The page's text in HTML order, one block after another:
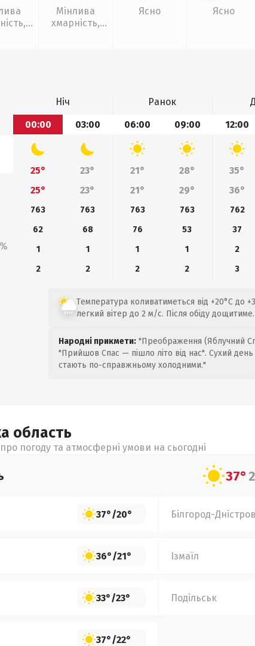
Мінлива
хмарність,
Ясно Ясно
Ніч Ранок
00:00
03:00 06:00 09:00 12:00
25° 23° 21° 28° 35°
25°
23° 21° 29° 36°
763 763 763 763 762
62
68 76 53 37
1
1 1 1 2
2
2 2 2 3
Температура коливатиметься від +20°C до
легкий вітер до 2 м/с. Після обіду дощитиме.
Народні прикмети: "Преображення (Яблучний
"Прийшов Спас — пішло літо від нас". Сухий
стають по-справжньому холодними."
область
погоду та атмосферні умови на сьогодні
37°
37°/20° Білгород-
36°/21° Ізмаїл
33°/23° Подільськ
37°/22°